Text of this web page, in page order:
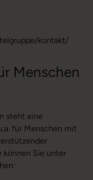
kontakt/
Menschen
steht eine
für Menschen mit
können Sie unter